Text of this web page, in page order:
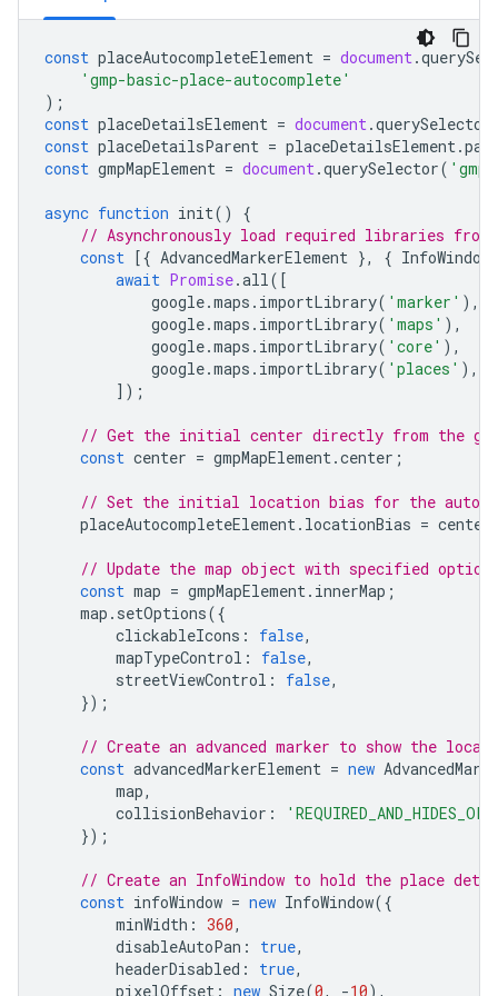
const placeAutocompleteElement = document.
'gmp-basic-place-autocomplete'
);
const placeDetailsElement = document.querySelector
const placeDetailsParent = placeDetailsElement.
const gmpMapElement = document.querySelector(
async function init()
{
// Asynchronously load required libraries from
const
[{ AdvancedMarkerElement }, { InfoWindow
await Promise.all([
google.maps . importLibrary( 'marker' ),
google.maps . importLibrary( 'maps' ),
google.maps . importLibrary( 'core' ),
google.maps . importLibrary( 'places' ),
]);
// Get the initial center directly from the
const center = gmpMapElement.center ;
// Set the initial location bias for the
placeAutocompleteElement. locationBias = center
// Update the map object with specified
const map = gmpMapElement. innerMap ;
map . setOptions({
clickableIcons : false,
mapTypeControl : false,
streetViewControl : false,
});
// Create an advanced marker to show the
const advancedMarkerElement = new
map,
collisionBehavior :
});
// Create an InfoWindow to hold the place
const infoWindow = new InfoWindow({
minWidth : 360,
disableAutoPan : true,
headerDisabled : true,
pixelOffset : new Size(0, -10),